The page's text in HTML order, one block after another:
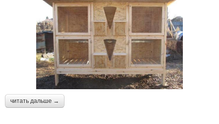
читать дальше →